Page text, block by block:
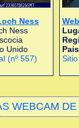
Ness
Ness
Unido
(nº 557)
WEBCAM